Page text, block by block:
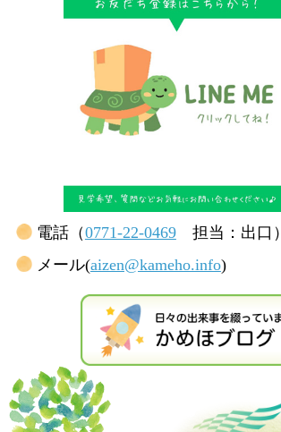
電話（0771-22-0469担当：出口）
メール(aizen@kameho.info)